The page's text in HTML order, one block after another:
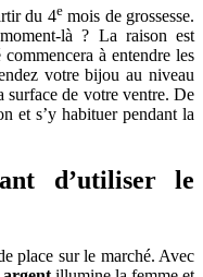
du 4emois de grossesse.
là ? La raison est
à entendre les
votre bijou au niveau
de votre ventre. De
et s’y habituer pendant la
d’utiliser le
place sur le marché. Avec